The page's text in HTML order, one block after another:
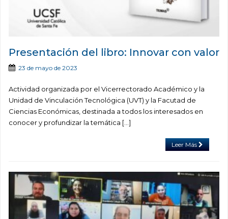
Presentación del libro: Innovar con valor
23 de mayo de 2023
Actividad organizada por el Vicerrectorado Académico y la
Unidad de Vinculación Tecnológica (UVT) y la Facutad de
Ciencias Económicas, destinada a todos los interesados en
conocer y profundizar la temática […]
Leer Más